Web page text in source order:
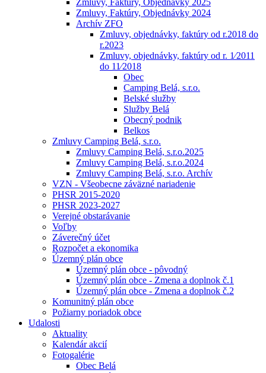
Zmluvy, Faktúry, Objednávky 2025
Zmluvy, Faktúry, Objednávky 2024
Archív ZFO
Zmluvy, objednávky, faktúry od r.2018 do
r.2023
Zmluvy, objednávky, faktúry od r. 1⁄2011
do 11⁄2018
Obec
Camping Belá, s.r.o.
Belské služby
Služby Belá
Obecný podnik
Belkos
Zmluvy Camping Belá, s.r.o.
Zmluvy Camping Belá, s.r.o.2025
Zmluvy Camping Belá, s.r.o.2024
Zmluvy Camping Belá, s.r.o. Archív
VZN - Všeobecne záväzné nariadenie
PHSR 2015-2020
PHSR 2023-2027
Verejné obstarávanie
Voľby
Záverečný účet
Rozpočet a ekonomika
Územný plán obce
Územný plán obce - pôvodný
Územný plán obce - Zmena a doplnok č.1
Územný plán obce - Zmena a doplnok č.2
Komunitný plán obce
Požiarny poriadok obce
Udalosti
Aktuality
Kalendár akcií
Fotogalérie
Obec Belá